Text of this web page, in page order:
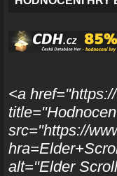
<a
src="https://
alt="Elder